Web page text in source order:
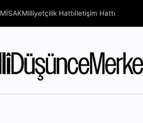
MİSAKMilliyetçilik Hattıİletişim Hattı